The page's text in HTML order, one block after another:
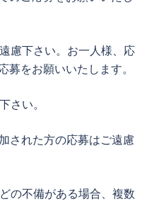
慮下さい。お一人様、応
募をお願いいたします。
さい。
された方の応募はご遠慮
の不備がある場合、複数